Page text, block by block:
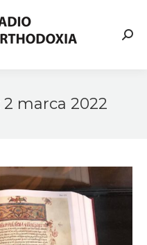
2 marca 2022